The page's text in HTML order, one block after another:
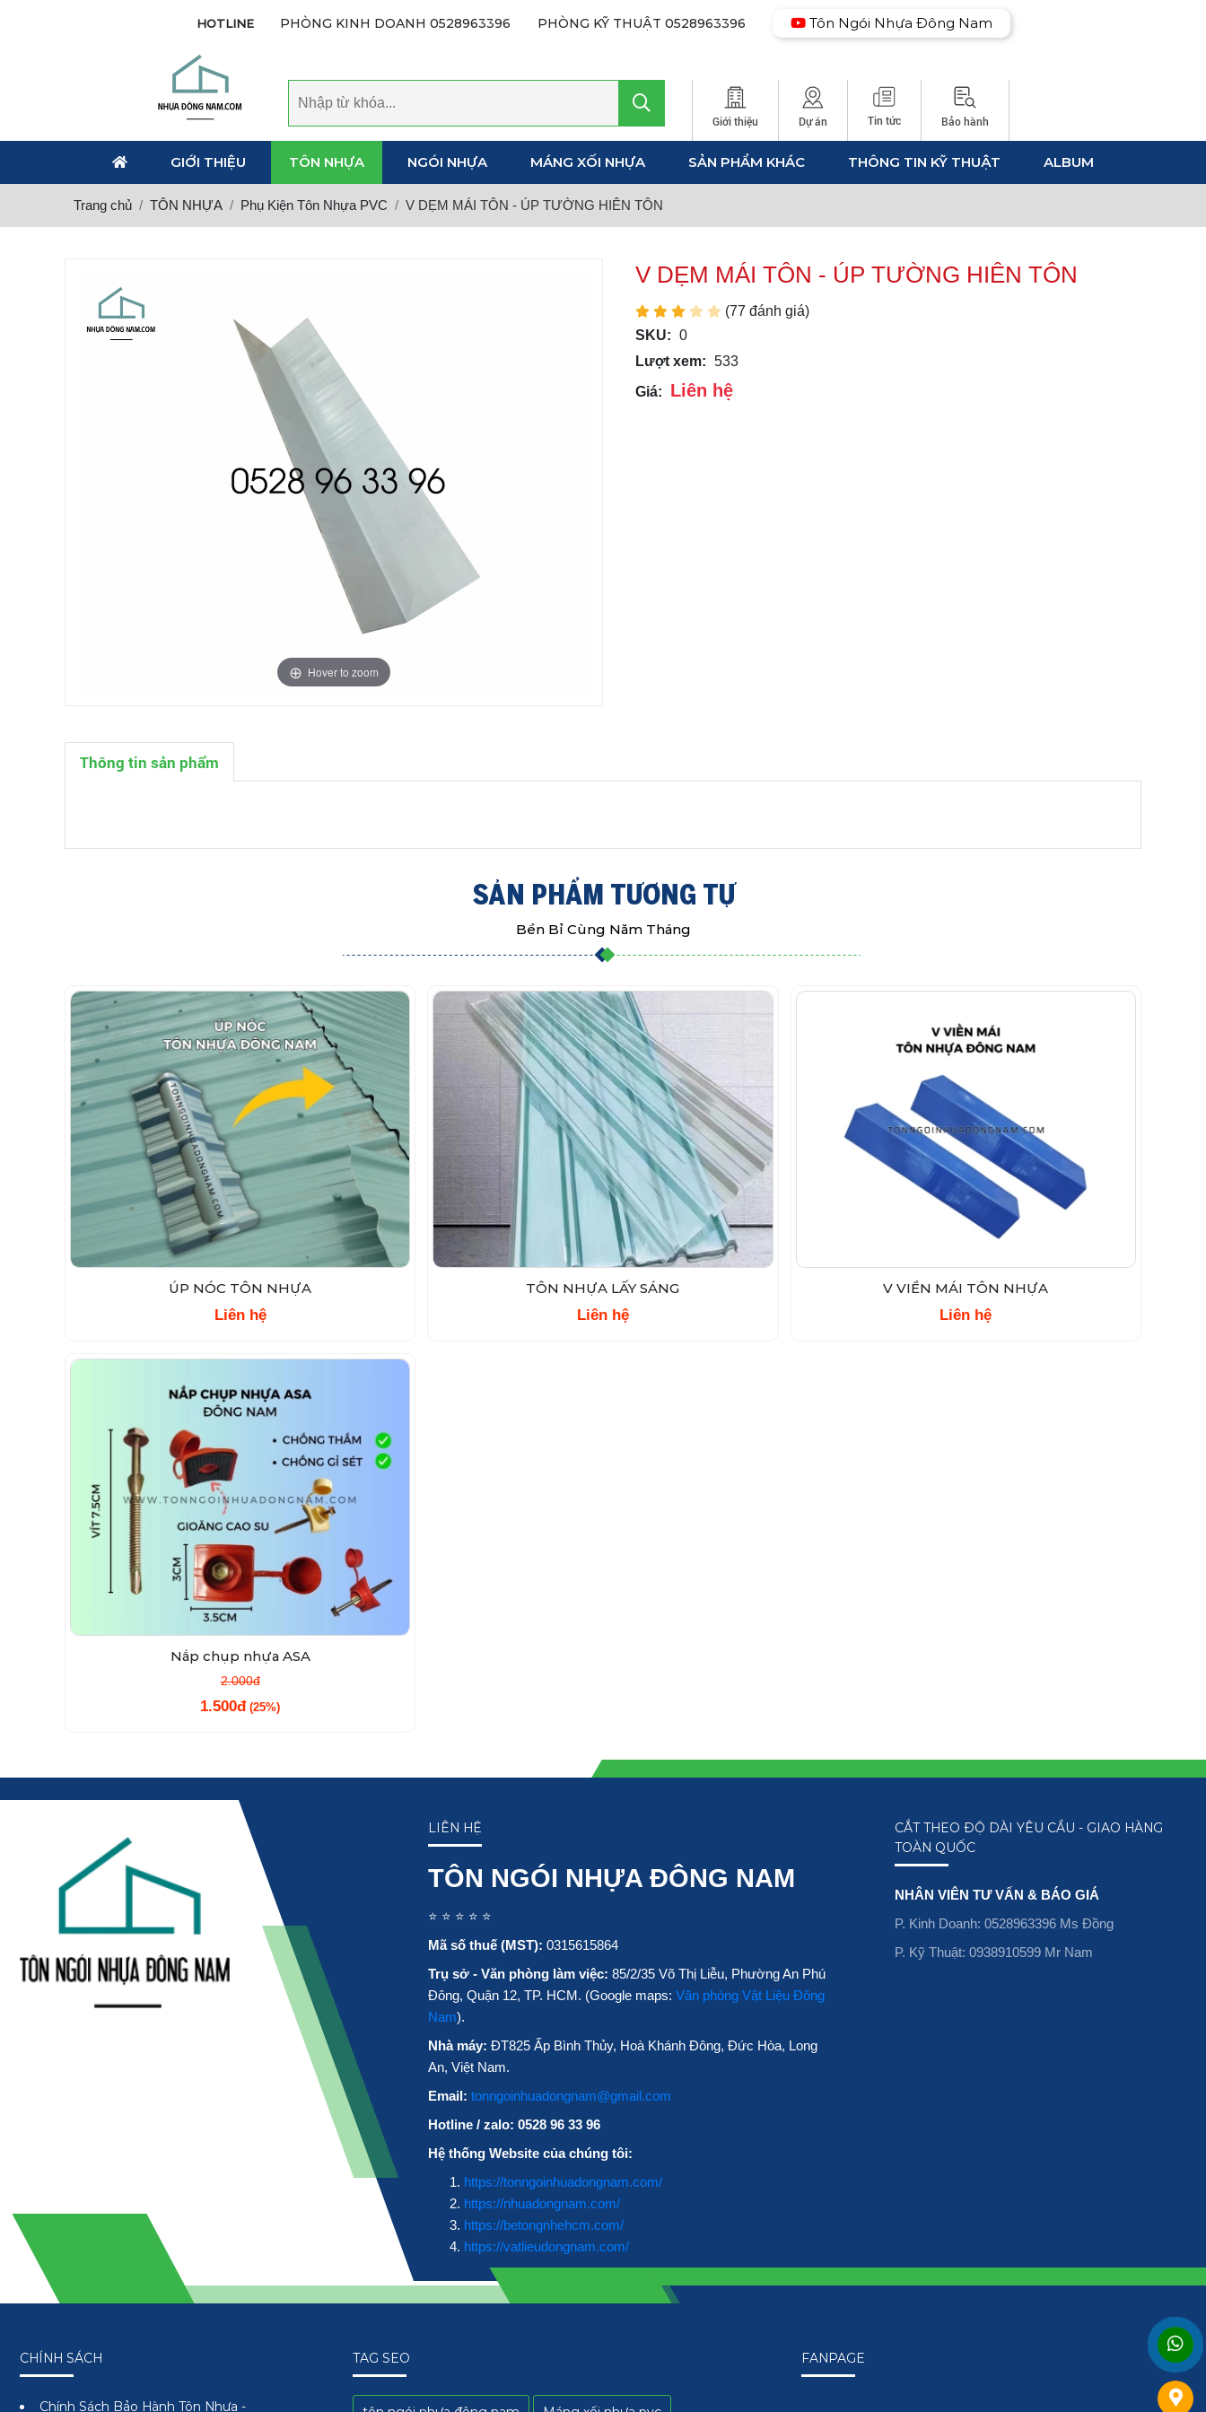
HOTLINE PHÒNG KINH DOANH 0528963396 PHÒNG KỸ THUẬT 0528963396 Tôn Ngói Nhựa Đông Nam
Giới thiệu Dự án Tin tức Bảo hành
GIỚI THIỆU TÔN NHỰA NGÓI NHỰA MÁNG XỐI NHỰA SẢN PHẨM KHÁC THÔNG TIN KỸ THUẬT ALBUM
Trang chủ TÔN NHỰA Phụ Kiện Tôn Nhựa PVC V DẸM MÁI TÔN - ÚP TƯỜNG HIÊN TÔN
Hover to zoom
V DẸM MÁI TÔN - ÚP TƯỜNG HIÊN TÔN
(77 đánh giá)
SKU: 0
Lượt xem: 533
Giá:
Liên hệ
Thông tin sản phẩm
SẢN PHẨM TƯƠNG TỰ
Bền Bỉ Cùng Năm Tháng
ÚP NÓC TÔN NHỰA
Liên hệ
TÔN NHỰA LẤY SÁNG
Liên hệ
V VIỀN MÁI TÔN NHỰA
Liên hệ
Nắp chụp nhựa ASA
2.000đ
1.500đ (25%)
LIÊN HỆ
TÔN NGÓI NHỰA ĐÔNG NAM
⭐ ⭐ ⭐ ⭐ ⭐
Mã số thuế (MST): 0315615864
Trụ sở - Văn phòng làm việc: 85/2/35 Võ Thị Liễu, Phường An Phú
Đông, Quận 12, TP. HCM. (Google maps: Văn phòng Vật Liệu Đông
Nam).
Nhà máy: ĐT825 Ấp Bình Thủy, Hoà Khánh Đông, Đức Hòa, Long
An, Việt Nam.
Email: tonngoinhuadongnam@gmail.com
Hotline / zalo: 0528 96 33 96
Hệ thống Website của chúng tôi:
https://tonngoinhuadongnam.com/
https://nhuadongnam.com/
https://betongnhehcm.com/
https://vatlieudongnam.com/
CẮT THEO ĐỘ DÀI YÊU CẦU - GIAO HÀNG
TOÀN QUỐC
NHÂN VIÊN TƯ VẤN & BÁO GIÁ
P. Kinh Doanh: 0528963396 Ms Đồng
P. Kỹ Thuật: 0938910599 Mr Nam
CHÍNH SÁCH
Chính Sách Bảo Hành Tôn Nhựa -
TAG SEO FANPAGE